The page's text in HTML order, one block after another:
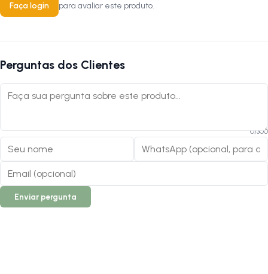
Faça login para avaliar este produto.
Perguntas dos Clientes
0/300
Enviar pergunta